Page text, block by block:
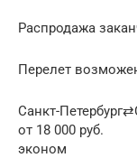
Распродажа
Перелет
Санкт-
от 18 000 руб.
эконом